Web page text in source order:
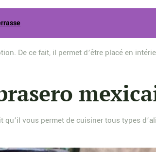
De ce fait, il permet d’être placé en
vous permet de cuisiner tous types